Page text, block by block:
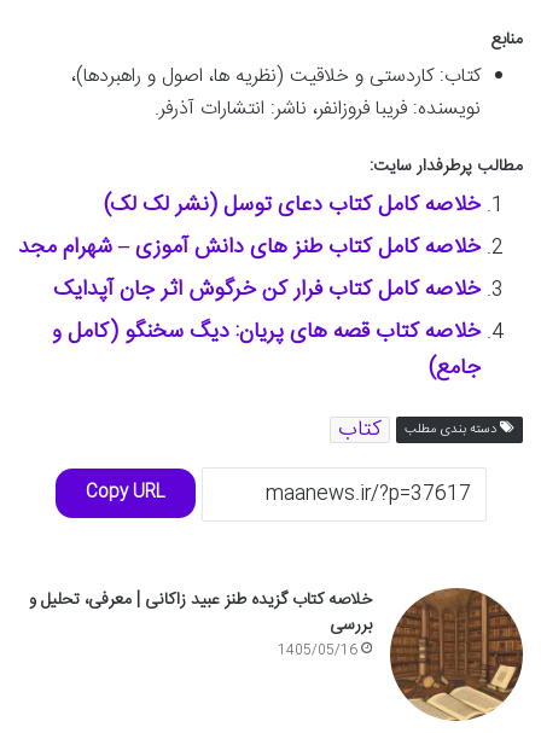
منابع
کتاب: کاردستی و خلاقیت (نظریه ها، اصول و راهبردها)،
نویسنده: فریبا فروزانفر، ناشر: انتشارات آذرفر.
مطالب پرطرفدار سایت:
خلاصه کامل کتاب دعای توسل (نشر لک لک)
خلاصه کامل کتاب طنز های دانش آموزی – شهرام مجد
خلاصه کامل کتاب فرار کن خرگوش اثر جان آپدایک
خلاصه کتاب قصه های پریان: دیگ سخنگو (کامل و
جامع)
دسته بندی مطلب کتاب
Copy URL
خلاصه کتاب گزیده طنز عبید زاکانی | معرفی، تحلیل و
بررسی
1405/05/16